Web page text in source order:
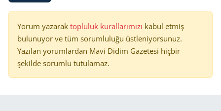
Yorum yazarak topluluk kurallarımızı kabul etmiş
bulunuyor ve tüm sorumluluğu üstleniyorsunuz.
Yazılan yorumlardan Mavi Didim Gazetesi hiçbir
şekilde sorumlu tutulamaz.